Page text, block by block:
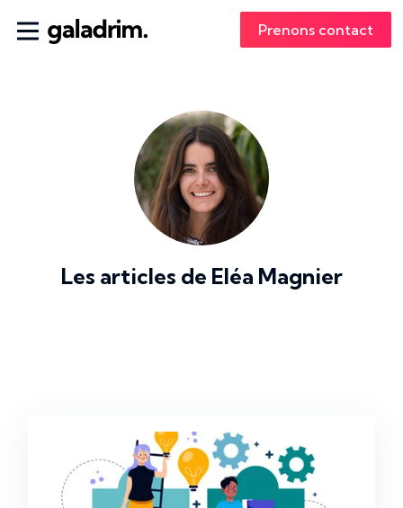
Prenons contact
Les articles de Eléa Magnier